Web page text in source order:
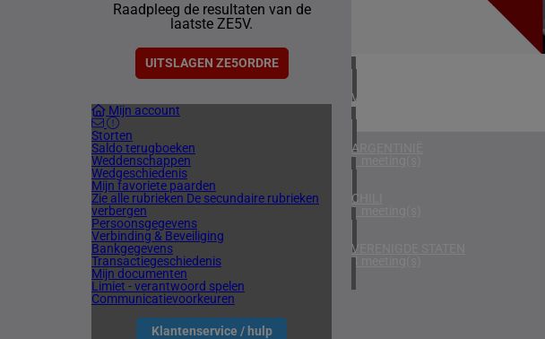
Raadpleeg de resultaten van de
laatste ZE5V.
UITSLAGEN ZE5ORDRE
Mijn account
Storten
Saldo terugboeken
Weddenschappen
Wedgeschiedenis
Mijn favoriete paarden
Zie alle rubrieken De secundaire rubrieken
verbergen
Persoonsgegevens
Verbinding & Beveiliging
Bankgegevens
Transactiegeschiedenis
Mijn documenten
Limiet - verantwoord spelen
Communicatievoorkeuren
Klantenservice / hulp
VERENIGDE ARABISCHE EMIRATEN
1 meeting(s)
VERENIGD KONINKRIJK
5 meeting(s)
ARGENTINIË
1 meeting(s)
CHILI
1 meeting(s)
VERENIGDE STATEN
4 meeting(s)